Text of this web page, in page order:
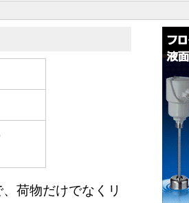
荷物だけでなくリ